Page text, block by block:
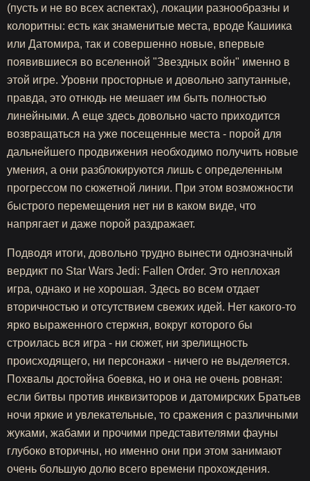
(пусть и не во всех аспектах), локации разнообразны и
колоритны: есть как знаменитые места, вроде Кашиика
или Датомира, так и совершенно новые, впервые
появившиеся во вселенной "Звездных войн" именно в
этой игре. Уровни просторные и довольно запутанные,
правда, это отнюдь не мешает им быть полностью
линейными. А еще здесь довольно часто приходится
возвращаться на уже посещенные места - порой для
дальнейшего продвижения необходимо получить новые
умения, а они разблокируются лишь с определенным
прогрессом по сюжетной линии. При этом возможности
быстрого перемещения нет ни в каком виде, что
напрягает и даже порой раздражает.
Подводя итоги, довольно трудно вынести однозначный
вердикт по Star Wars Jedi: Fallen Order. Это неплохая
игра, однако и не хорошая. Здесь во всем отдает
вторичностью и отсутствием свежих идей. Нет какого-то
ярко выраженного стержня, вокруг которого бы
строилась вся игра - ни сюжет, ни зрелищность
происходящего, ни персонажи - ничего не выделяется.
Похвалы достойна боевка, но и она не очень ровная:
если битвы против инквизиторов и датомирских Братьев
ночи яркие и увлекательные, то сражения с различными
жуками, жабами и прочими представителями фауны
глубоко вторичны, но именно они при этом занимают
очень большую долю всего времени прохождения.